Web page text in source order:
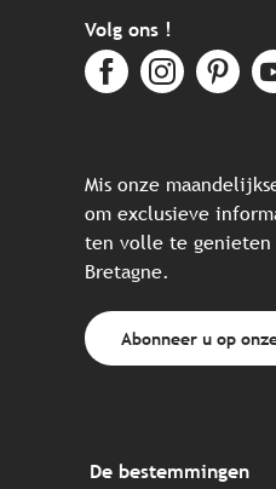
Volg ons !
Mis onze
om exclusieve
ten volle te
Bretagne.
Abonneer u op
De bestemmingen